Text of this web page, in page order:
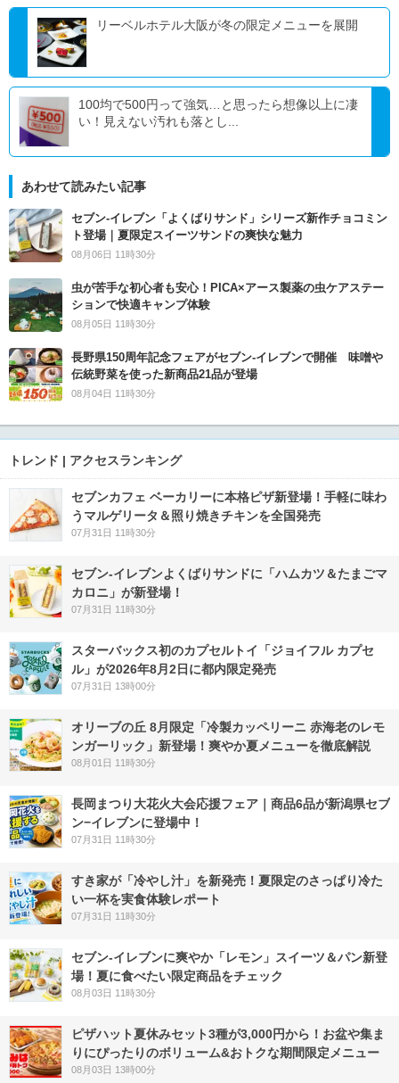
リーベルホテル大阪が冬の限定メニューを展開
100均で500円って強気…と思ったら想像以上に凄
い！見えない汚れも落とし...
あわせて読みたい記事
セブン‐イレブン「よくばりサンド」シリーズ新作チョコミン
ト登場｜夏限定スイーツサンドの爽快な魅力
08月06日 11時30分
虫が苦手な初心者も安心！PICA×アース製薬の虫ケアステー
ションで快適キャンプ体験
08月05日 11時30分
長野県150周年記念フェアがセブン-イレブンで開催 味噌や
伝統野菜を使った新商品21品が登場
08月04日 11時30分
トレンド | アクセスランキング
セブンカフェ ベーカリーに本格ピザ新登場！手軽に味わ
うマルゲリータ＆照り焼きチキンを全国発売
07月31日 11時30分
セブン‐イレブンよくばりサンドに「ハムカツ＆たまごマ
カロニ」が新登場！
07月31日 11時30分
スターバックス初のカプセルトイ「ジョイフル カプセ
ル」が2026年8月2日に都内限定発売
07月31日 13時00分
オリーブの丘 8月限定「冷製カッペリーニ 赤海老のレモ
ンガーリック」新登場！爽やか夏メニューを徹底解説
08月01日 11時30分
長岡まつり大花火大会応援フェア｜商品6品が新潟県セブ
ン−イレブンに登場中！
07月31日 11時30分
すき家が「冷やし汁」を新発売！夏限定のさっぱり冷た
い一杯を実食体験レポート
07月31日 11時30分
セブン‐イレブンに爽やか「レモン」スイーツ＆パン新登
場！夏に食べたい限定商品をチェック
08月03日 11時30分
ピザハット夏休みセット3種が3,000円から！お盆や集ま
りにぴったりのボリューム&おトクな期間限定メニュー
08月03日 13時00分